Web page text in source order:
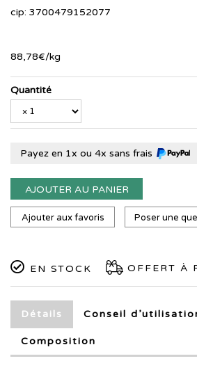
cip: 3700479152077
88,78€/kg
Quantité
Payez en 1x ou 4x sans frais
AJOUTER AU PANIER
Ajouter aux favoris Poser une
EN STOCK OFFERT À
Détails Conseil
Composition